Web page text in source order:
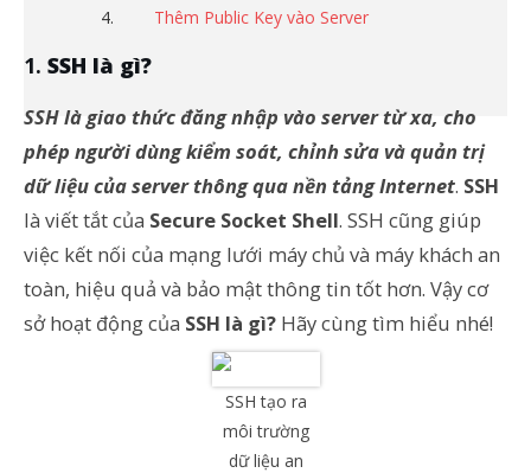
Thêm Public Key vào Server
SSH là gì?
SSH là giao thức đăng nhập vào server từ xa, cho
phép người dùng kiểm soát, chỉnh sửa và quản trị
dữ liệu của server thông qua nền tảng Internet. SSH
là viết tắt của Secure Socket Shell. SSH cũng giúp
việc kết nối của mạng lưới máy chủ và máy khách an
toàn, hiệu quả và bảo mật thông tin tốt hơn. Vậy cơ
sở hoạt động của SSH là gì? Hãy cùng tìm hiểu nhé!
SSH tạo ra
môi trường
dữ liệu an